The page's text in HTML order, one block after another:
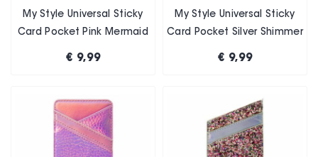
My Style Universal Sticky
Card Pocket Pink Mermaid
€ 9,99
My Style Universal Sticky
Card Pocket Silver Shimmer
€ 9,99